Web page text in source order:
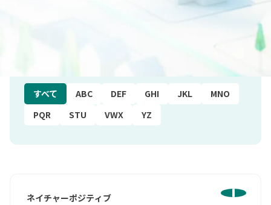
た行
な行
すべて ABC DEF GHI JKL
MNO
PQR
STU VWX YZ
ネイチャーポジティブ